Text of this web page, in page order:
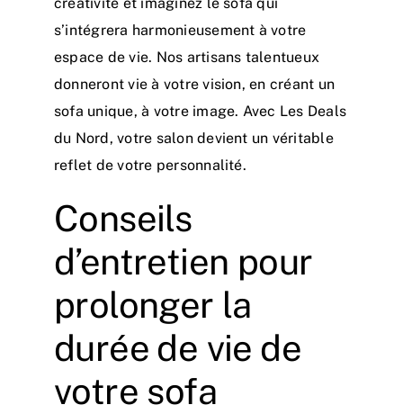
s’intégrera harmonieusement à votre
espace de vie. Nos artisans talentueux
donneront vie à votre vision, en créant un
sofa unique, à votre image. Avec Les Deals
du Nord, votre salon devient un véritable
reflet de votre personnalité.
Conseils
d’entretien pour
prolonger la
durée de vie de
votre sofa